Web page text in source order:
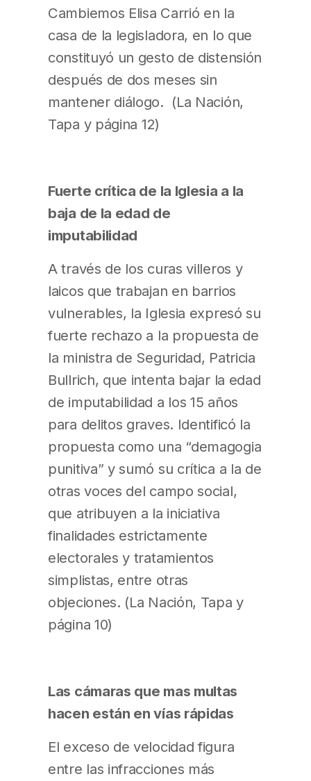
Cambiemos Elisa Carrió en la
casa de la legisladora, en lo que
constituyó un gesto de distensión
después de dos meses sin
mantener diálogo. (La Nación,
Tapa y página 12)
Fuerte crítica de la Iglesia a la
baja de la edad de
imputabilidad
A través de los curas villeros y
laicos que trabajan en barrios
vulnerables, la Iglesia expresó su
fuerte rechazo a la propuesta de
la ministra de Seguridad, Patricia
Bullrich, que intenta bajar la edad
de imputabilidad a los 15 años
para delitos graves. Identificó la
propuesta como una “demagogia
punitiva” y sumó su crítica a la de
otras voces del campo social,
que atribuyen a la iniciativa
finalidades estrictamente
electorales y tratamientos
simplistas, entre otras
objeciones. (La Nación, Tapa y
página 10)
Las cámaras que mas multas
hacen están en vías rápidas
El exceso de velocidad figura
entre las infracciones más